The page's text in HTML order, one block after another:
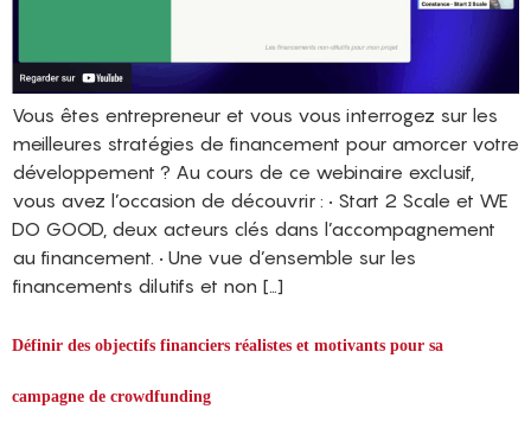
Vous êtes entrepreneur et vous vous interrogez sur les
meilleures stratégies de financement pour amorcer votre
développement ? Au cours de ce webinaire exclusif,
vous avez l’occasion de découvrir : • Start 2 Scale et WE
DO GOOD, deux acteurs clés dans l’accompagnement
au financement. • Une vue d’ensemble sur les
financements dilutifs et non […]
Définir des objectifs financiers réalistes et motivants pour sa
campagne de crowdfunding